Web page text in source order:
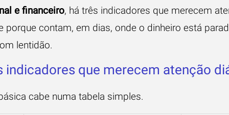
e financeiro, há três indicadores que merecem
porque contam, em dias, onde o dinheiro está
lentidão.
indicadores que merecem atenção
cabe numa tabela simples.